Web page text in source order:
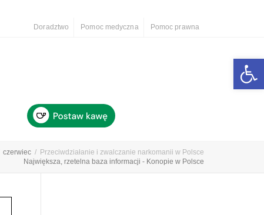
Doradztwo Pomoc medyczna Pomoc prawna
czerwiec
Przeciwdziałanie i zwalczanie narkomanii w Polsce
Największa, rzetelna baza informacji - Konopie w Polsce